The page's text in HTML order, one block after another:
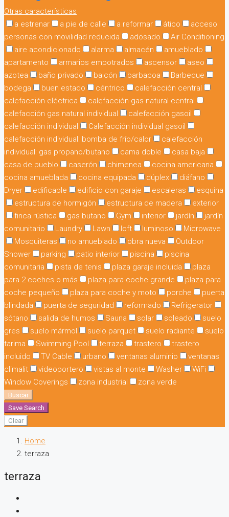
Otras características
a estrenar
a pie de calle a reformar ático
acceso
personas con movilidad reducida
adosado
Air Conditioning
aire acondicionado
alarma almacén
amueblado
apartamento
armarios empotrados ascensor
aseo
azotea
baño privado balcón barbacoa
Barbeque
bodega
buen estado céntrico
calefacción central
calefacción eléctrica
calefacción gas natural central
calefacción gas natural individual
calefacción gasoil
calefacción individual
Calefacción individual gasoil
calefacción individual: bomba de frío/calor
calefacción
individual: gas propano/butano
cama doble
casa baja
casa de pueblo
caserón chimenea
cocina americana
cocina amueblada
cocina equipada dúplex
diáfano
Dryer
edificable edificio con garaje escaleras
esquina
estructura de hormigón
estructura de madera
exterior
finca rústica
gas butano Gym interior jardín
jardín
comunitario
Laundry Lawn loft luminoso
Microwave
Mosquiteras
no amueblado obra nueva
Outdoor
Shower
parking patio interior piscina
piscina
comunitaria
pista de tenis plaza garaje incluida
plaza
para 2 coches o más
plaza para coche grande
plaza para
coche pequeño
plaza para coche y moto porche
puerta
blindada
puerta de seguridad reformado
Refrigerator
sótano
salida de humos Sauna solar soleado
suelo
gres
suelo mármol suelo parquet suelo radiante
suelo
tarima
Swimming Pool terraza trastero
trastero
incluido
TV Cable urbano ventanas aluminio
ventanas
climalit
videoportero vistas al monte Washer
WiFi
Window Coverings
zona industrial zona verde
Buscar
Save Search
Clear
Home
terraza
terraza